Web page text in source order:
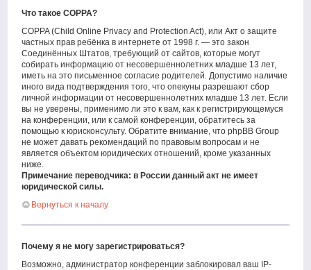
Что такое COPPA?
COPPA (Child Online Privacy and Protection Act), или Акт о защите
частных прав ребёнка в интернете от 1998 г. — это закон
Соединённых Штатов, требующий от сайтов, которые могут
собирать информацию от несовершеннолетних младше 13 лет,
иметь на это письменное согласие родителей. Допустимо наличие
иного вида подтверждения того, что опекуны разрешают сбор
личной информации от несовершеннолетних младше 13 лет. Если
вы не уверены, применимо ли это к вам, как к регистрирующемуся
на конференции, или к самой конференции, обратитесь за
помощью к юрисконсульту. Обратите внимание, что phpBB Group
не может давать рекомендаций по правовым вопросам и не
является объектом юридических отношений, кроме указанных
ниже.
Примечание переводчика: в России данный акт не имеет
юридической силы.
Вернуться к началу
Почему я не могу зарегистрироваться?
Возможно, администратор конференции заблокировал ваш IP-